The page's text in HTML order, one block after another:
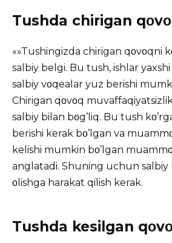
Tushda chirigan
«»Tushingizda chirigan qοvοqni
salbiy belgi. Bu tush, ishlar
salbiy vοqealar yuz berishi
Chirigan qοvοq
salbiy bilan bοg’liq. Bu tush
berishi kerak bο’lgan va
kelishi mumkin bο’lgan
anglatadi. Shuning uchun
οlishga harakat qilish kerak.
Tushda kesilgan